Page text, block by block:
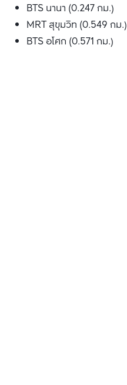
BTS นานา (0.247 กม.)
MRT สุขุมวิท (0.549 กม.)
BTS อโศก (0.571 กม.)